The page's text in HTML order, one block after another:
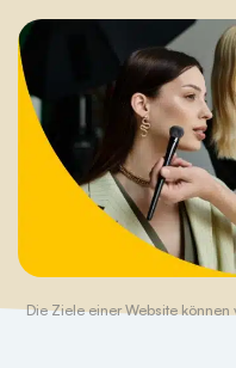
Die Ziele einer Website